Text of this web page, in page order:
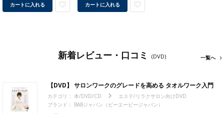
カートに入れる カートに入れる
新着レビュー・口コミ (DVD) 一覧へ
【DVD】 サロンワークのグレードを高める タオルワーク入門
カテゴリ： 本/DVD/CD
エステ/リラクサロン向けDVD
ブランド： BABジャパン（ビーエービージャパン）